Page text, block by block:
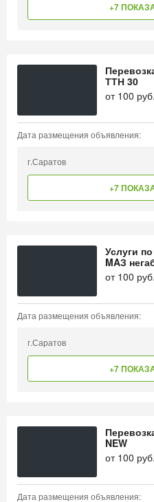
+7
ТТН 30
от 100
Дата размещения объявления:
г.Саратов
+7
Услуги
MAЗ
от 100
Дата размещения объявления:
г.Саратов
+7
NEW
от 100
Дата размещения объявления: